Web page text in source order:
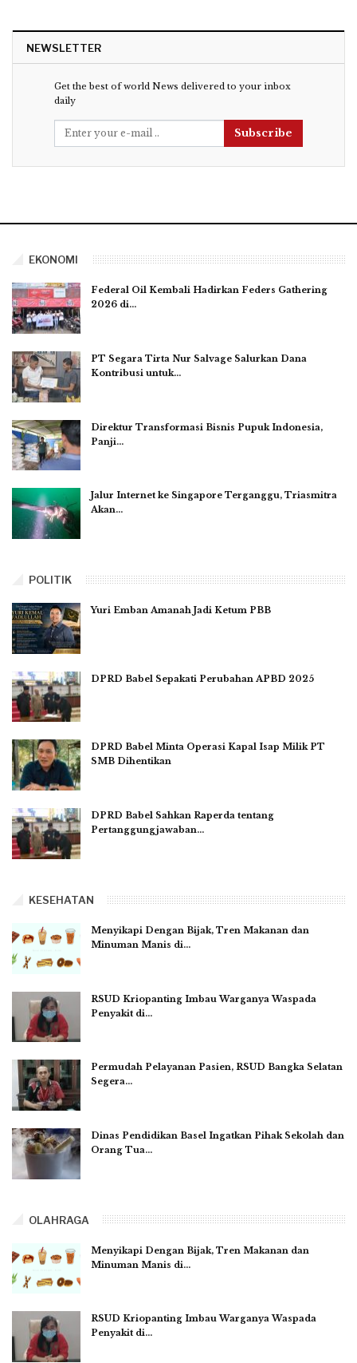
NEWSLETTER
Get the best of world News delivered to your inbox
daily
Subscribe
EKONOMI
Federal Oil Kembali Hadirkan Feders Gathering
2026 di…
PT Segara Tirta Nur Salvage Salurkan Dana
Kontribusi untuk…
Direktur Transformasi Bisnis Pupuk Indonesia,
Panji…
Jalur Internet ke Singapore Terganggu, Triasmitra
Akan…
POLITIK
Yuri Emban Amanah Jadi Ketum PBB
DPRD Babel Sepakati Perubahan APBD 2025
DPRD Babel Minta Operasi Kapal Isap Milik PT
SMB Dihentikan
DPRD Babel Sahkan Raperda tentang
Pertanggungjawaban…
KESEHATAN
Menyikapi Dengan Bijak, Tren Makanan dan
Minuman Manis di…
RSUD Kriopanting Imbau Warganya Waspada
Penyakit di…
Permudah Pelayanan Pasien, RSUD Bangka Selatan
Segera…
Dinas Pendidikan Basel Ingatkan Pihak Sekolah dan
Orang Tua…
OLAHRAGA
Menyikapi Dengan Bijak, Tren Makanan dan
Minuman Manis di…
RSUD Kriopanting Imbau Warganya Waspada
Penyakit di…